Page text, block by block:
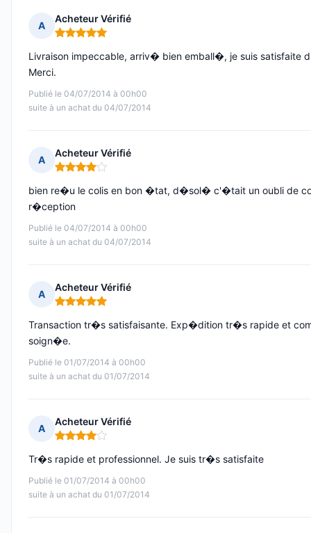
A
Acheteur Vérifié
Note : 5 sur 5
Publié le 04/07/2014 à 00h00
suite à un achat du 04/07/2014
Livraison impeccable, arriv� bien emball�, je suis satisfaite
Merci.
A
Acheteur Vérifié
Note : 4 sur 5
Publié le 04/07/2014 à 00h00
suite à un achat du 04/07/2014
bien re�u le colis en bon �tat, d�sol� c'�tait un oubli de
r�ception
A
Acheteur Vérifié
Note : 5 sur 5
Publié le 01/07/2014 à 00h00
suite à un achat du 01/07/2014
Transaction tr�s satisfaisante. Exp�dition tr�s rapide et
soign�e.
A
Acheteur Vérifié
Note : 4 sur 5
Publié le 01/07/2014 à 00h00
suite à un achat du 01/07/2014
Tr�s rapide et professionnel. Je suis tr�s satisfaite